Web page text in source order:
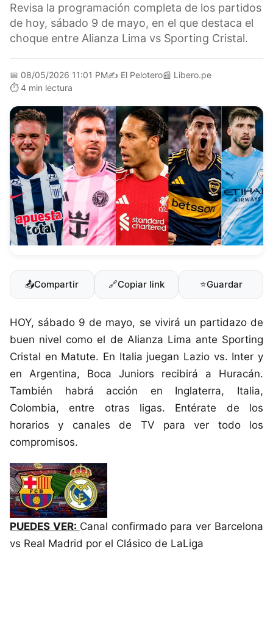
Revisa la programación completa de los partidos
de hoy, sábado 9 de mayo, en el que destaca el
choque entre Alianza Lima vs Sporting Cristal.
📅 08/05/2026 11:01 PM✍️ El Pelotero📰 Libero.pe
⏱️ 4 min lectura
📤Compartir 🔗Copiar link ⭐Guardar
HOY, sábado 9 de mayo, se vivirá un partidazo de
buen nivel como el de Alianza Lima ante Sporting
Cristal en Matute. En Italia juegan Lazio vs. Inter y
en Argentina, Boca Juniors recibirá a Huracán.
También habrá acción en Inglaterra, Italia,
Colombia, entre otras ligas. Entérate de los
horarios y canales de TV para ver todo los
compromisos.
PUEDES VER: Canal confirmado para ver Barcelona
vs Real Madrid por el Clásico de LaLiga